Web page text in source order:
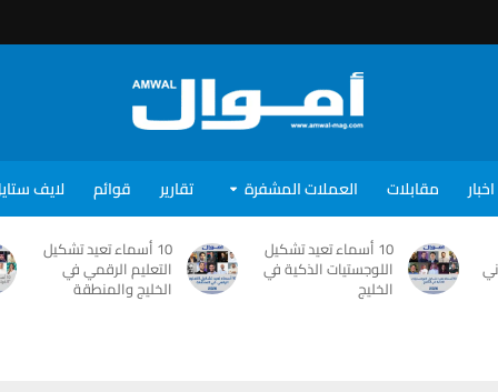
اخبار مقابلات العملات المشفرة تقارير قوائم لايف
10 أسماء تعيد تشكيل
اللوجستيات الذكية في
الخليج
10 أسماء تعيد تشكيل
التعليم الرقمي في
الخليج والمنطقة